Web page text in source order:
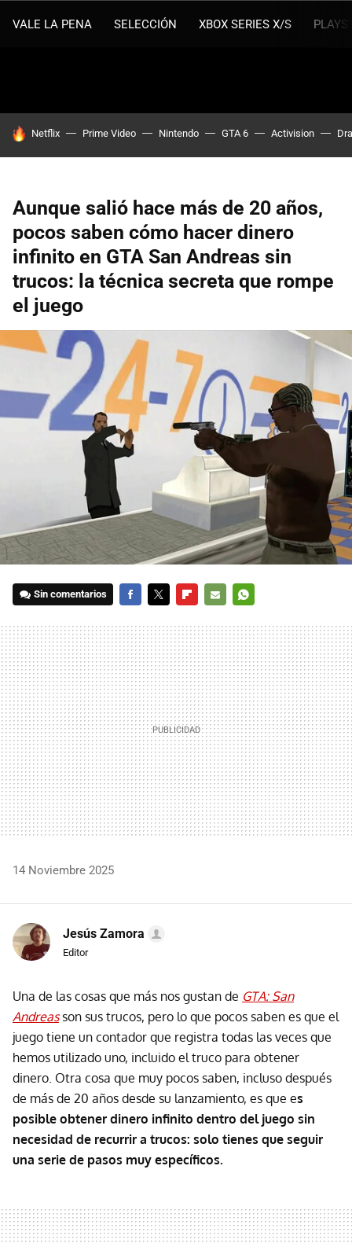
VALE LA PENA SELECCIÓN XBOX SERIES X/S
HOY SE HABLA DE
Netflix Prime Video Nintendo GTA 6 Activision
Aunque salió hace más de 20 años,
pocos saben cómo hacer dinero
infinito en GTA San Andreas sin
trucos: la técnica secreta que rompe
el juego
Sin comentarios
MAIL
14 Noviembre 2025
Jesús Zamora
Editor
Una de las cosas que más nos gustan de GTA: San
Andreasson sus trucos, pero lo que pocos saben es que el
juego tiene un contador que registra todas las veces que
hemos utilizado uno, incluido el truco para obtener
dinero. Otra cosa que muy pocos saben, incluso después
de más de 20 años desde su lanzamiento, es que es
posible obtener dinero infinito dentro del juego sin
necesidad de recurrir a trucos: solo tienes que seguir
una serie de pasos muy específicos.